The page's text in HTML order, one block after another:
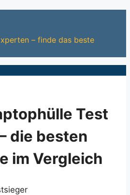
– finde das beste
Test
die besten
im Vergleich